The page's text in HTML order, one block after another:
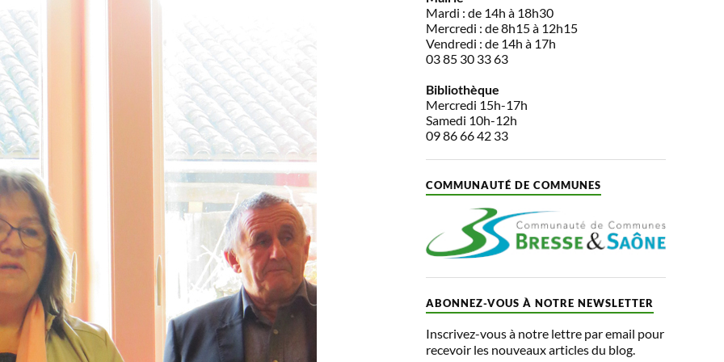
Mardi : de 14h à 18h30
Mercredi : de 8h15 à 12h15
Vendredi : de 14h à 17h
03 85 30 33 63
Bibliothèque
Mercredi 15h-17h
Samedi 10h-12h
09 86 66 42 33
COMMUNAUTÉ DE COMMUNES
ABONNEZ-VOUS À NOTRE NEWSLETTER
Inscrivez-vous à notre lettre par email pour
recevoir les nouveaux articles du blog.